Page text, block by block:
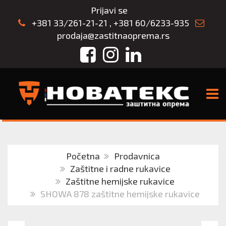
Prijavi se
+381 33/261-21-21 , +381 60/6233-935
prodaja@zastitnaoprema.rs
FacebookInstagram
LinkedIn
Početna
Prodavnica
Zaštitne i radne rukavice
Zaštitne hemijske rukavice
SHOWA 878 zaštitne hemijske rukavice